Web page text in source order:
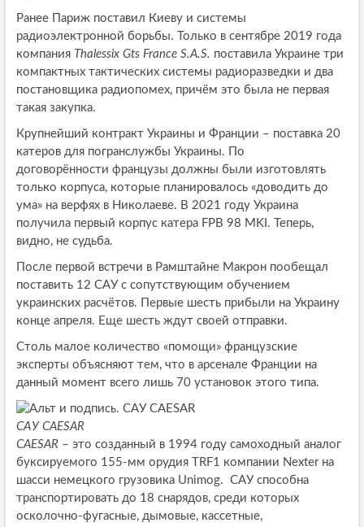
Ранее Париж поставил Киеву и системы
радиоэлектронной борьбы. Только в сентябре 2019 года
компания Thalessix Gts France S.A.S. поставила Украине три
компактных тактических системы радиоразведки и два
постановщика радиопомех, причём это была не первая
такая закупка.
Крупнейший контракт Украины и Франции – поставка 20
катеров для погранслужбы Украины. По
договорённости французы должны были изготовлять
только корпуса, которые планировалось «доводить до
ума» на верфях в Николаеве. В 2021 году Украина
получила первый корпус катера FPB 98 MKI. Теперь,
видно, не судьба.
После первой встречи в Рамштайне Макрон пообещал
поставить 12 САУ с сопутствующим обучением
украинских расчётов. Первые шесть прибыли на Украину
конце апреля. Еще шесть ждут своей отправки.
Столь малое количество «помощи» французские
эксперты объясняют тем, что в арсенале Франции на
данный момент всего лишь 70 установок этого типа.
САУ CAESAR
CAESAR – это созданный в 1994 году самоходный аналог
буксируемого 155-мм орудия TRF1 компании Nexter на
шасси немецкого грузовика Unimog. САУ способна
транспортировать до 18 снарядов, среди которых
осколочно-фугасные, дымовые, кассетные,